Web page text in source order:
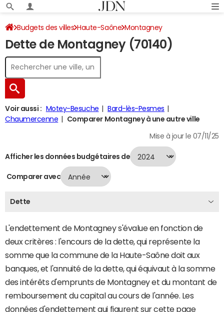
Budgets des villes Haute-Saône Montagney
Dette au 31/12/2024
Dette de Montagney (70140)
Voir aussi : Motey-Besuche
Bard-lès-Pesmes
Chaumercenne
Comparer Montagney à une autre ville
Mise à jour le 07/11/25
Afficher les données budgétaires de
Comparer avec
Dette
L'endettement de Montagney s'évalue en fonction de
deux critères : l'encours de la dette, qui représente la
somme que la commune de la Haute-Saône doit aux
banques, et l'annuité de la dette, qui équivaut à la somme
des intérêts d'emprunts de Montagney et du montant de
remboursement du capital au cours de l'année. Les
données d'endettement qui figurent sur cette page